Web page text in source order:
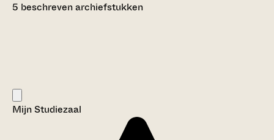
1812 - 1832
Titel inventaris:
Registers van eigendomsovergang van Nieuw-
5 beschreven archiefstukken
Mijn Studiezaal